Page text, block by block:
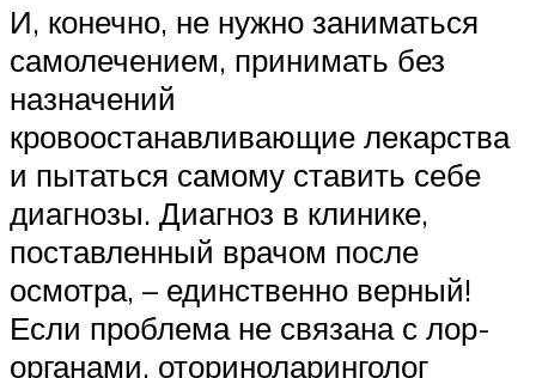
И, конечно, не нужно заниматься
самолечением, принимать без
назначений
кровоостанавливающие лекарства
и пытаться самому ставить себе
диагнозы. Диагноз в клинике,
поставленный врачом после
осмотра, – единственно верный!
Если проблема не связана с лор-
органами, оториноларинголог